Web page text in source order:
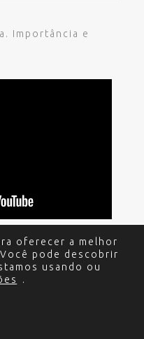
Importância e
Todos os direitos
oferecer a melhor
pode descobrir
usando ou
.